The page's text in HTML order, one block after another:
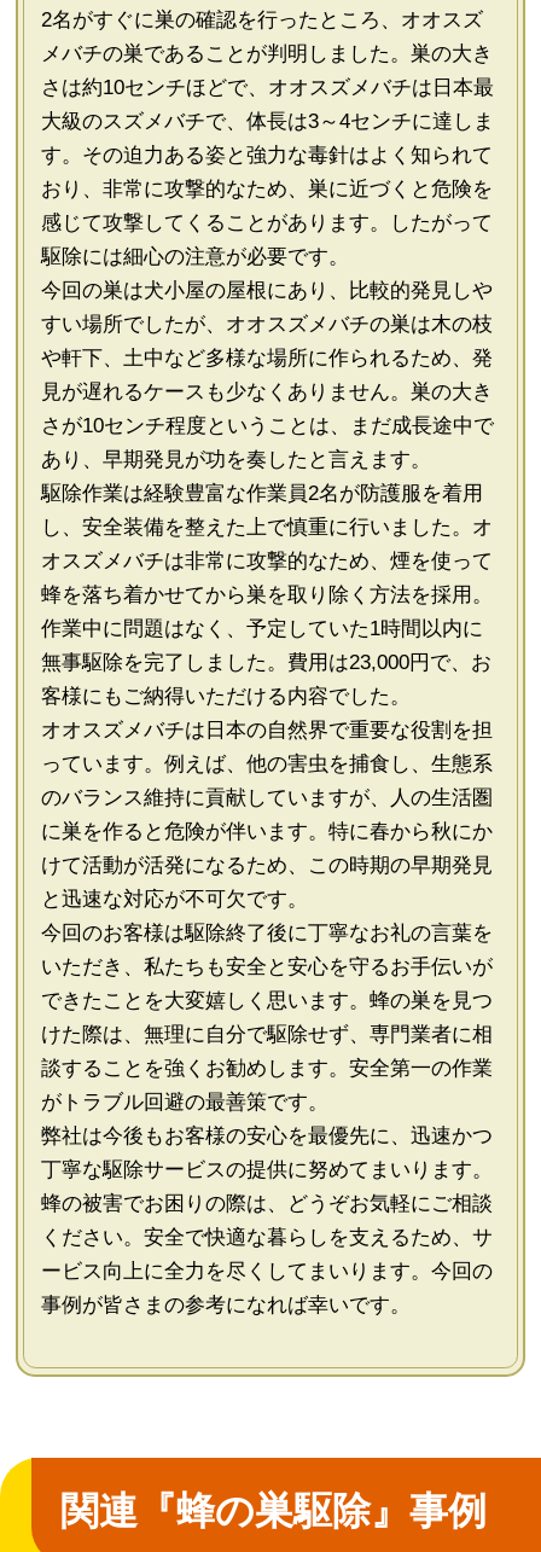
2名がすぐに巣の確認を行ったところ、オオスズ
メバチの巣であることが判明しました。巣の大き
さは約10センチほどで、オオスズメバチは日本最
大級のスズメバチで、体長は3～4センチに達しま
す。その迫力ある姿と強力な毒針はよく知られて
おり、非常に攻撃的なため、巣に近づくと危険を
感じて攻撃してくることがあります。したがって
駆除には細心の注意が必要です。
今回の巣は犬小屋の屋根にあり、比較的発見しや
すい場所でしたが、オオスズメバチの巣は木の枝
や軒下、土中など多様な場所に作られるため、発
見が遅れるケースも少なくありません。巣の大き
さが10センチ程度ということは、まだ成長途中で
あり、早期発見が功を奏したと言えます。
駆除作業は経験豊富な作業員2名が防護服を着用
し、安全装備を整えた上で慎重に行いました。オ
オスズメバチは非常に攻撃的なため、煙を使って
蜂を落ち着かせてから巣を取り除く方法を採用。
作業中に問題はなく、予定していた1時間以内に
無事駆除を完了しました。費用は23,000円で、お
客様にもご納得いただける内容でした。
オオスズメバチは日本の自然界で重要な役割を担
っています。例えば、他の害虫を捕食し、生態系
のバランス維持に貢献していますが、人の生活圏
に巣を作ると危険が伴います。特に春から秋にか
けて活動が活発になるため、この時期の早期発見
と迅速な対応が不可欠です。
今回のお客様は駆除終了後に丁寧なお礼の言葉を
いただき、私たちも安全と安心を守るお手伝いが
できたことを大変嬉しく思います。蜂の巣を見つ
けた際は、無理に自分で駆除せず、専門業者に相
談することを強くお勧めします。安全第一の作業
がトラブル回避の最善策です。
弊社は今後もお客様の安心を最優先に、迅速かつ
丁寧な駆除サービスの提供に努めてまいります。
蜂の被害でお困りの際は、どうぞお気軽にご相談
ください。安全で快適な暮らしを支えるため、サ
ービス向上に全力を尽くしてまいります。今回の
事例が皆さまの参考になれば幸いです。
関連『蜂の巣駆除』事例